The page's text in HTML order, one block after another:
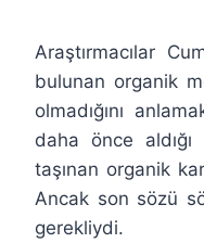
Araştırmacılar
bulunan organik
olmadığını
daha önce aldığı
taşınan organik
Ancak son sözü
gerekliydi.